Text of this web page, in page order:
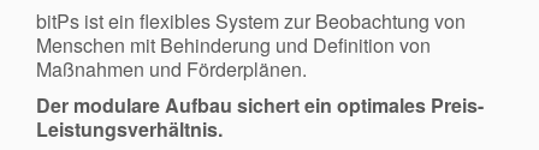
bitPs ist ein flexibles System zur Beobachtung von
Menschen mit Behinderung und Definition von
Maßnahmen und Förderplänen.
Der modulare Aufbau sichert ein optimales Preis-
Leistungsverhältnis.